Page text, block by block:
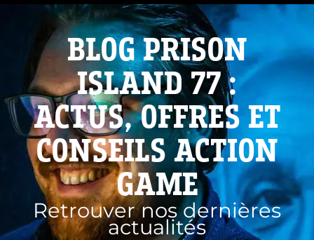
BLOG PRISON
ISLAND 77 :
ACTUS, OFFRES ET
CONSEILS ACTION
GAME
Retrouver nos dernières
actualités